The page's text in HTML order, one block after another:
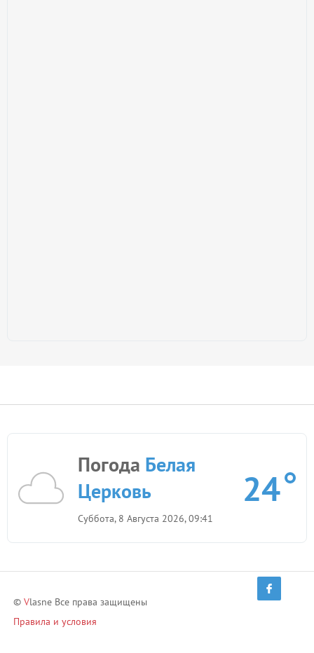
Погода Белая
Церковь
Суббота, 8 Августа 2026, 09:41
24
© Vlasne Все права защищены
Правила и условия